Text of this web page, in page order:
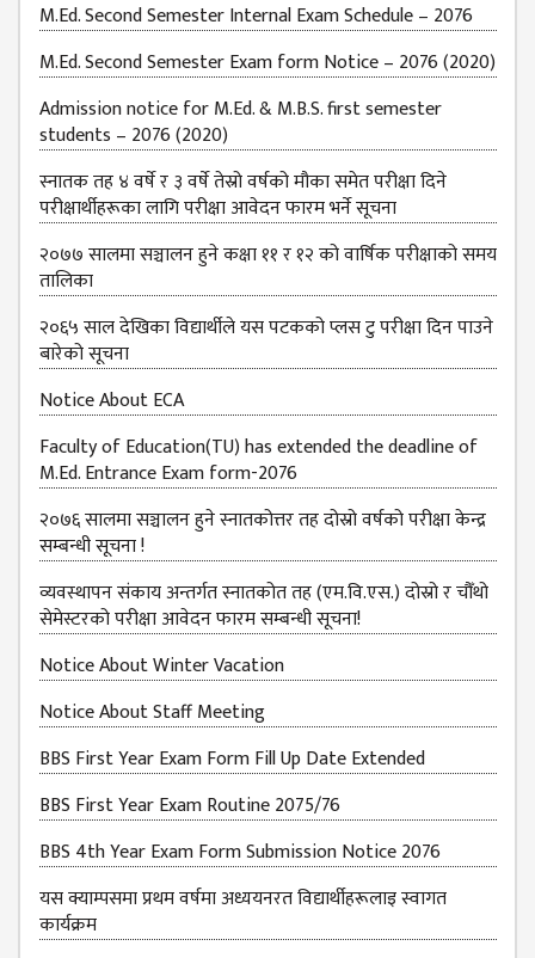
M.Ed. Second Semester Internal Exam Schedule – 2076
M.Ed. Second Semester Exam form Notice – 2076 (2020)
Admission notice for M.Ed. & M.B.S. first semester
students – 2076 (2020)
स्नातक तह ४ वर्षे र ३ वर्षे तेस्रो वर्षको मौका समेत परीक्षा दिने
परीक्षार्थीहरूका लागि परीक्षा आवेदन फारम भर्ने सूचना
२०७७ सालमा सञ्चालन हुने कक्षा ११ र १२ को वार्षिक परीक्षाको समय
तालिका
२०६५ साल देखिका विद्यार्थीले यस पटकको प्लस टु परीक्षा दिन पाउने
बारेको सूचना
Notice About ECA
Faculty of Education(TU) has extended the deadline of
M.Ed. Entrance Exam form-2076
२०७६ सालमा सञ्चालन हुने स्नातकोत्तर तह दोस्रो वर्षको परीक्षा केन्द्र
सम्बन्धी सूचना !
व्यवस्थापन संकाय अन्तर्गत स्नातकोत तह (एम.वि.एस.) दोस्रो र चौँथो
सेमेस्टरको परीक्षा आवेदन फारम सम्बन्धी सूचना!
Notice About Winter Vacation
Notice About Staff Meeting
BBS First Year Exam Form Fill Up Date Extended
BBS First Year Exam Routine 2075/76
BBS 4th Year Exam Form Submission Notice 2076
यस क्याम्पसमा प्रथम वर्षमा अध्ययनरत विद्यार्थीहरूलाइ स्वागत
कार्यक्रम